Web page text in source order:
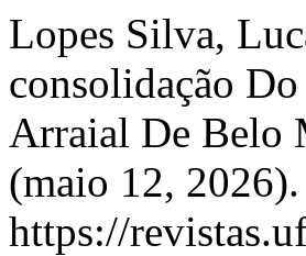
Lopes Silva,
consolidação
Arraial De Belo
(maio 12,
https://